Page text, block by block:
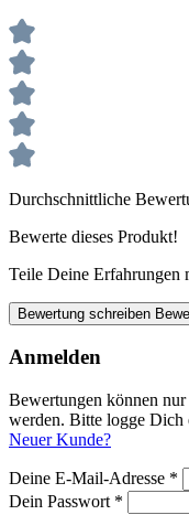
Durchschnittliche
Bewerte dieses Produkt!
Teile Deine Erfahrungen
Bewertung schreiben
Anmelden
Bewertungen können nur
werden. Bitte logge Dich
Neuer Kunde?
Deine E-Mail-Adresse *
Dein Passwort *